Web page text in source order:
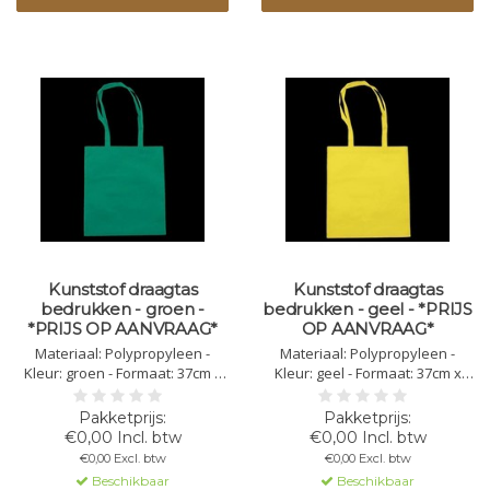
Kunststof draagtas
bedrukken - groen -
*PRIJS OP AANVRAAG*
Materiaal: Polypropyleen -
Kleur: groen - Formaat: 37cm x
41cm x 0.3cm - Gewicht: 80g/m3 -
Lengte handvat: 72cm -
Bedrukking mogelijk in 1,2,3 of 4
kleuren
€0,00 Incl. btw
€0,00 Excl. btw
Beschikbaar
Kunststof draagtas
bedrukken - geel - *PRIJS
OP AANVRAAG*
Materiaal: Polypropyleen -
Kleur: geel - Formaat: 37cm x
41cm x 0.3cm - Gewicht: 80g/m3 -
Lengte handvat: 72cm -
Bedrukking mogelijk in 1,2,3 of 4
kleuren
€0,00 Incl. btw
€0,00 Excl. btw
Beschikbaar